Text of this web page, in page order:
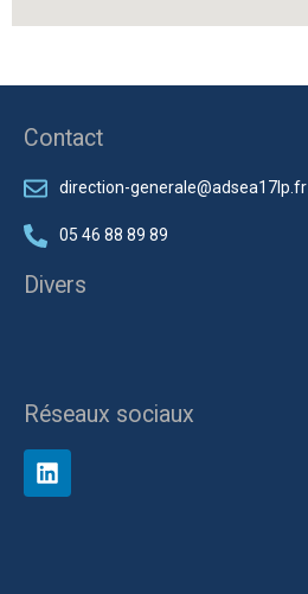
Contact
direction-generale@adsea17lp.fr
05 46 88 89 89
Divers
Réseaux sociaux